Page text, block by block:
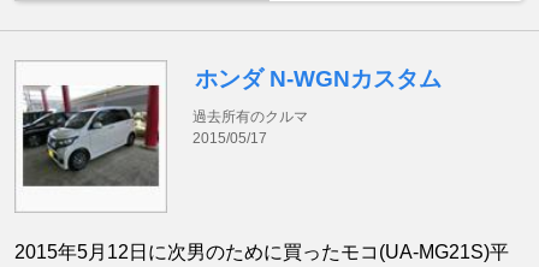
ホンダ N-WGNカスタム
過去所有のクルマ
2015/05/17
2015年5月12日に次男のために買ったモコ(UA-MG21S)平